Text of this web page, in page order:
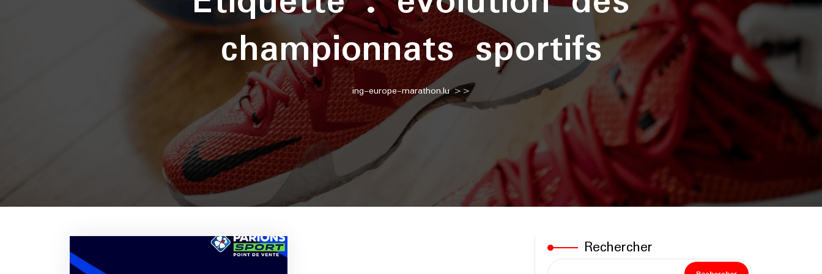
championnats sportifs
ing-europe-marathon.lu>>
Rechercher